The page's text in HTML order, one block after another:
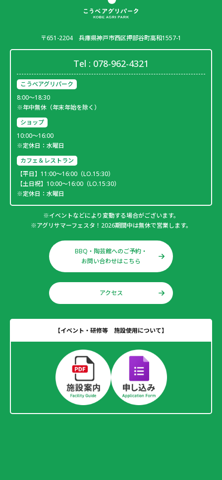
〒651-2204 兵庫県神戸市西区押部谷町高和1557-1
Tel : 078-962-4321
こうべアグリパーク
8:00～18:30
※年中無休（年末年始を除く）
ショップ
10:00～16:00
※定休日：水曜日
カフェ＆レストラン
【平日】11:00～16:00（LO.15:30）
【土日祝】10:00～16:00（LO.15:30）
※定休日：水曜日
※イベントなどにより変動する場合がございます。
※アグリサマーフェスタ！2026期間中は無休で営業します。
BBQ・陶芸館へのご予約・
お問い合わせはこちら
アクセス
【イベント・研修等 施設使用について】